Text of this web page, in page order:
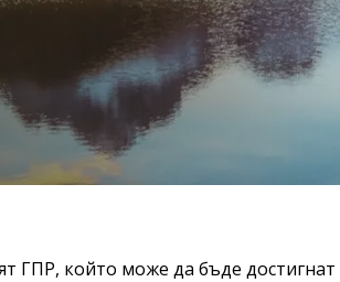
ГПР, който може да бъде достигнат